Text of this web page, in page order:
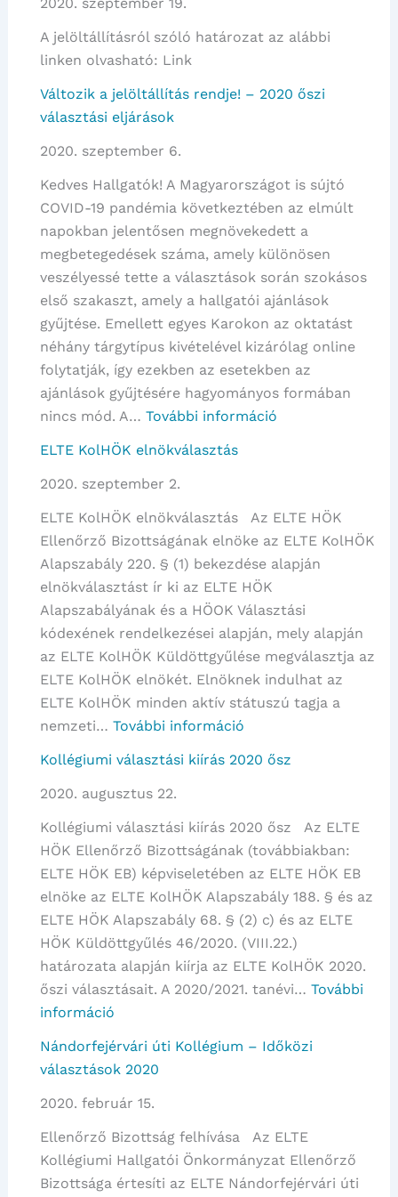
Ágoston
Kollégiumok
jelöltállításának
A jelöltállításról szóló határozat az alábbi
linken olvasható: Link
Változik a jelöltállítás rendje! – 2020 őszi
választási eljárások
2020. szeptember 6.
Kedves Hallgatók! A Magyarországot is sújtó
COVID-19 pandémia következtében az elmúlt
napokban jelentősen megnövekedett a
megbetegedések száma, amely különösen
veszélyessé tette a választások során szokásos
első szakaszt, amely a hallgatói ajánlások
gyűjtése. Emellett egyes Karokon az oktatást
néhány tárgytípus kivételével kizárólag online
folytatják, így ezekben az esetekben az
ajánlások gyűjtésére hagyományos formában
nincs mód. A… További információ:
2020
őszi
választási
eljárások
ELTE KolHÖK elnökválasztás
2020. szeptember 2.
ELTE KolHÖK elnökválasztás Az ELTE HÖK
Ellenőrző Bizottságának elnöke az ELTE KolHÖK
Alapszabály 220. § (1) bekezdése alapján
elnökválasztást ír ki az ELTE HÖK
Alapszabályának és a HÖOK Választási
kódexének rendelkezései alapján, mely alapján
az ELTE KolHÖK Küldöttgyűlése megválasztja az
ELTE KolHÖK elnökét. Elnöknek indulhat az
ELTE KolHÖK minden aktív státuszú tagja a
nemzeti… További információ:
KolHÖK
Kollégiumi választási kiírás 2020 ősz
2020. augusztus 22.
Kollégiumi választási kiírás 2020 ősz Az ELTE
HÖK Ellenőrző Bizottságának (továbbiakban:
ELTE HÖK EB) képviseletében az ELTE HÖK EB
elnöke az ELTE KolHÖK Alapszabály 188. § és az
ELTE HÖK Alapszabály 68. § (2) c) és az ELTE
HÖK Küldöttgyűlés 46/2020. (VIII.22.)
határozata alapján kiírja az ELTE KolHÖK 2020.
őszi választásait. A 2020/2021. tanévi… További
információ:
választási
kiírás
2020
ősz
Nándorfejérvári úti Kollégium – Időközi
választások 2020
2020. február 15.
Ellenőrző Bizottság felhívása Az ELTE
Kollégiumi Hallgatói Önkormányzat Ellenőrző
Bizottsága értesíti az ELTE Nándorfejérvári úti